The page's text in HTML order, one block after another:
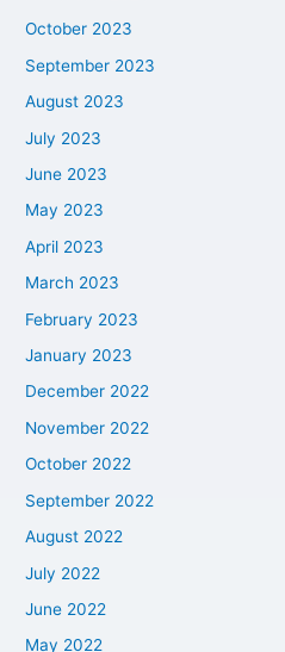
October 2023
September 2023
August 2023
July 2023
June 2023
May 2023
April 2023
March 2023
February 2023
January 2023
December 2022
November 2022
October 2022
September 2022
August 2022
July 2022
June 2022
May 2022